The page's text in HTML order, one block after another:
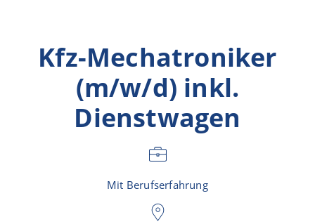
Kfz-Mechatroniker
(m/w/d) inkl.
Dienstwagen
Mit Berufserfahrung